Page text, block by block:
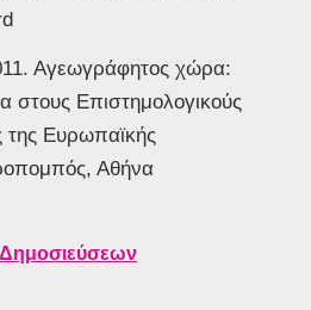
Αγεωγράφητος χώρα:
στους Επιστημολογικούς
Ευρωπαϊκής
Αθήνα